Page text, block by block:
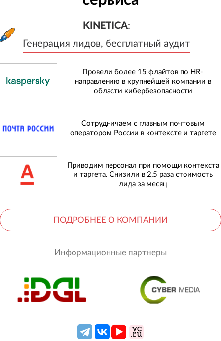
KINETICA:
Генерация лидов, бесплатный аудит
Генерация лидов, бесплатный
Провели более 15 флайтов по HR-
направлению в крупнейшей компании в
области кибербезопасности
Сотрудничаем с главным почтовым
оператором России в контексте и таргете
Приводим персонал при помощи контекста
и таргета. Снизили в 2,5 раза стоимость
лида за месяц
ПОДРОБНЕЕ О КОМПАНИИ
Информационные партнеры